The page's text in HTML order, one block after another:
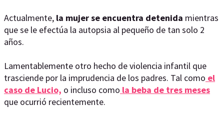
Actualmente, la mujer se encuentra detenida mientras
que se le efectúa la autopsia al pequeño de tan solo 2
años.
Lamentablemente otro hecho de violencia infantil que
trasciende por la imprudencia de los padres. Tal como el
caso de Lucio, o incluso como la beba de tres meses
que ocurrió recientemente.